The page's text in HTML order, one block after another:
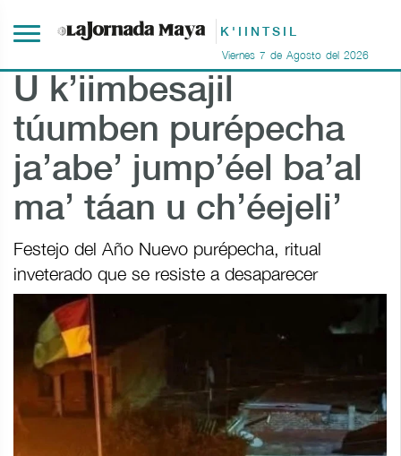
K'IINTSIL
Viernes 7 de Agosto del 2026
U k’iimbesajil
túumben purépecha
ja’abe’ jump’éel ba’al
ma’ táan u ch’éejeli’
Festejo del Año Nuevo purépecha, ritual
inveterado que se resiste a desaparecer